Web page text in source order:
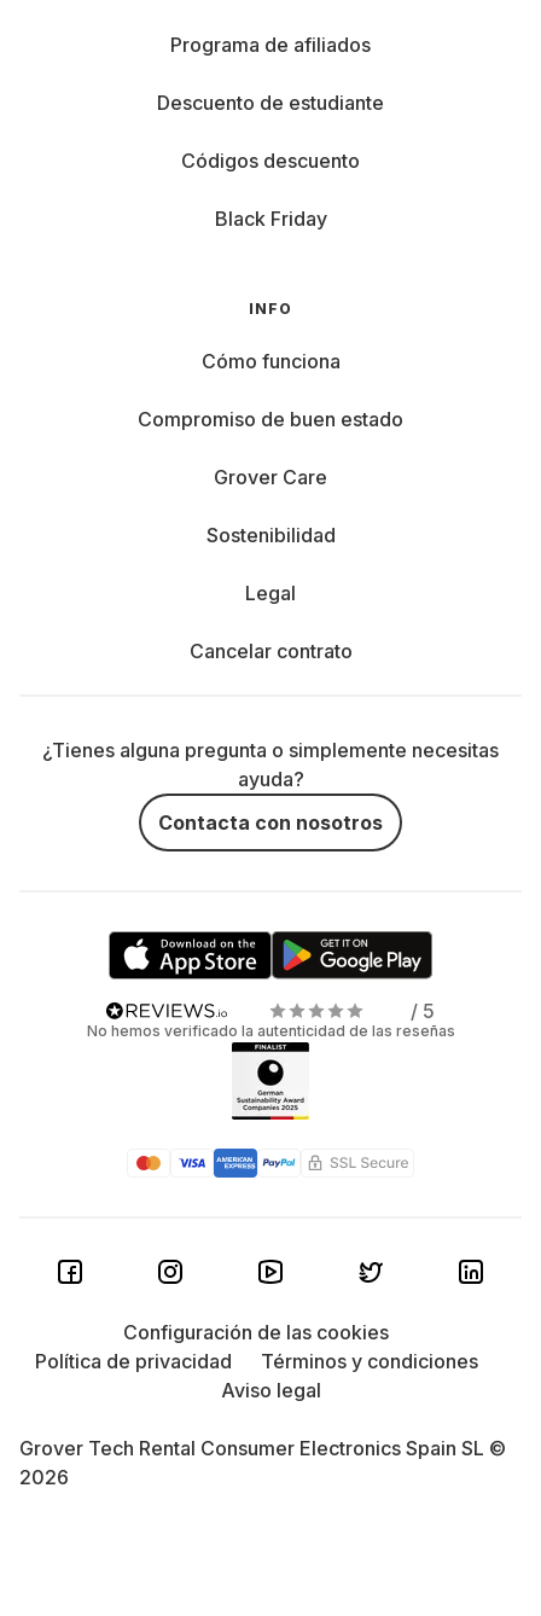
Programa de afiliados
Descuento de estudiante
Códigos descuento
Black Friday
INFO
Cómo funciona
Compromiso de buen estado
Grover Care
Sostenibilidad
Legal
Cancelar contrato
¿Tienes alguna pregunta o simplemente necesitas
ayuda?
Contacta con nosotros
/ 5
No hemos verificado la autenticidad de las reseñas
Grover Tech Rental Consumer Electronics Spain SL ©
2026
Configuración de las cookies
Política de privacidad
Términos y condiciones
Aviso legal